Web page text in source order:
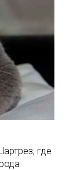
где